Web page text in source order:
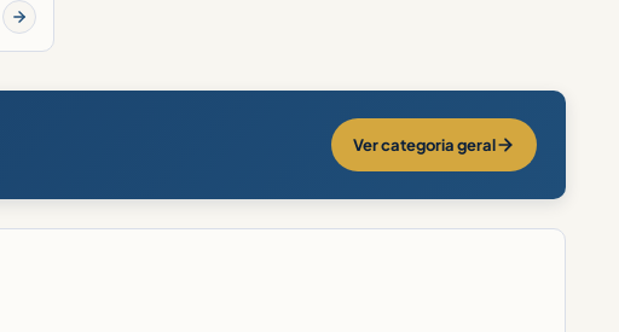
Ver categoria geral